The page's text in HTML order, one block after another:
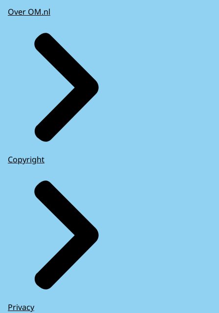
Over OM.nl
Copyright
Privacy